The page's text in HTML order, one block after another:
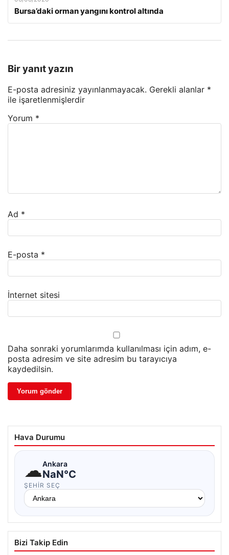
Bursa’daki orman yangını kontrol altında
Bir yanıt yazın
E-posta adresiniz yayınlanmayacak. Gerekli alanlar *
ile işaretlenmişlerdir
Yorum *
Ad *
E-posta *
İnternet sitesi
Daha sonraki yorumlarımda kullanılması için adım, e-
posta adresim ve site adresim bu tarayıcıya
kaydedilsin.
Hava Durumu
☁Ankara
NaN°C
ŞEHIR SEÇ
Bizi Takip Edin